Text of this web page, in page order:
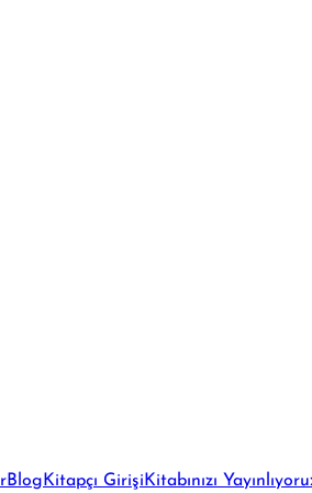
Blog Kitapçı Girişi Kitabınızı